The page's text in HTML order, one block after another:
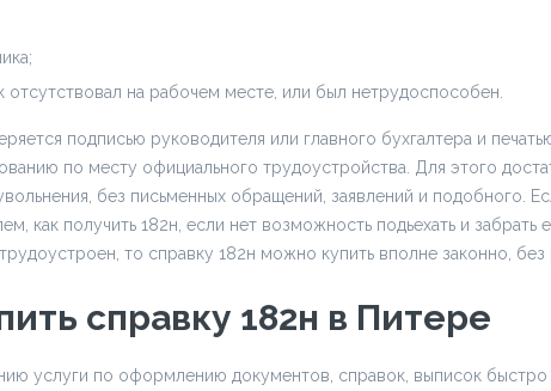
отсутствовал на рабочем месте, или был нетрудоспособен.
подписью руководителя или главного бухгалтера и
по месту официального трудоустройства. Для этого
без письменных обращений, заявлений и подобного.
как получить 182н, если нет возможность подьехать и
то справку 182н можно купить вполне законно, без
справку 182н в Питере
услуги по оформлению документов, справок, выписок